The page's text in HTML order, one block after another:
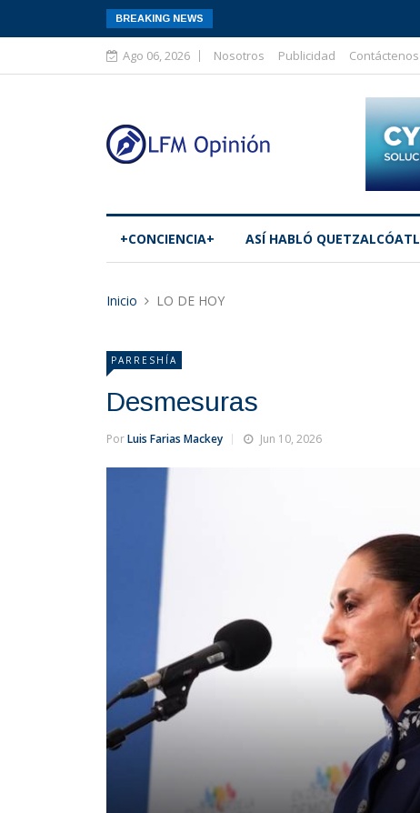
BREAKING NEWS
Ago 06, 2026 Nosotros Publicidad Contáctenos
+CONCIENCIA+ ASÍ­ HABLÓ QUETZALCÓATL
Inicio LO DE HOY
PARRESHÍA
Desmesuras
PorLuis Farias Mackey Jun 10, 2026